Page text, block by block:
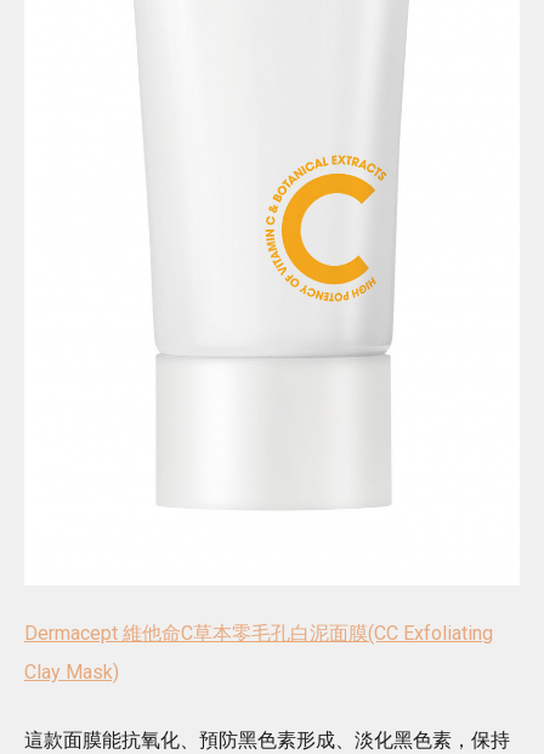
Dermacept 維他命C草本零毛孔白泥面膜(CC Exfoliating
Clay Mask)
這款面膜能抗氧化、預防黑色素形成、淡化黑色素，保持